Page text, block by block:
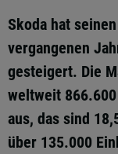
Skoda hat
vergangenen
gesteigert. Die
weltweit
aus, das sind
über 135.000